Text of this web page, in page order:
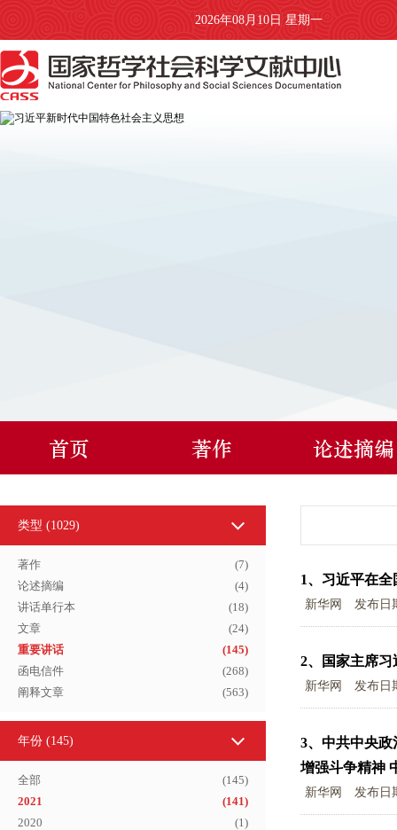
2026年08月10日 星期一
首页 著作 论述摘编
类型 (1029)
著作 (7)
论述摘编
(4)
讲话单行本
(18)
文章
(24)
重要讲话
(145)
函电信件
(268)
阐释文章
(563)
年份 (145)
全部 (145)
2021
(141)
2020
(1)
1、 习近平在
新华网 发布日
2、 国家主席
新华网 发布日
3、 中共中央政
增强斗争精神
新华网 发布日